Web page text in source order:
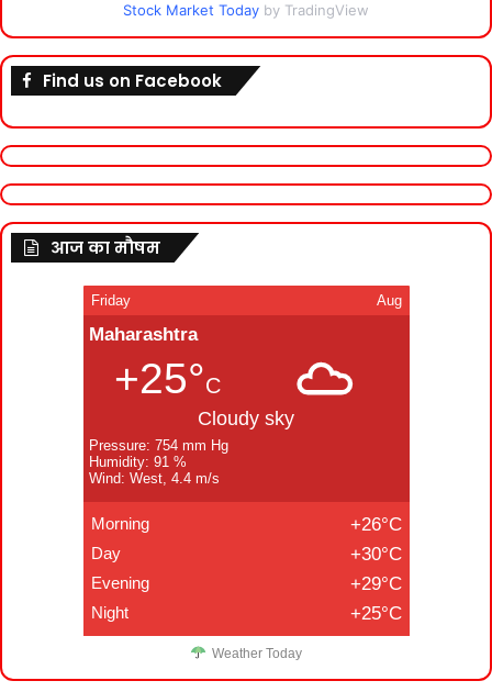
Stock Market Today by TradingView
Find us on Facebook
आज का मौषम
Friday Aug
Maharashtra
+25°C
Cloudy sky
Pressure: 754 mm Hg
Humidity: 91 %
Wind: West, 4.4 m/s
Morning +26°C
Day +30°C
Evening +29°C
Night +25°C
Weather Today